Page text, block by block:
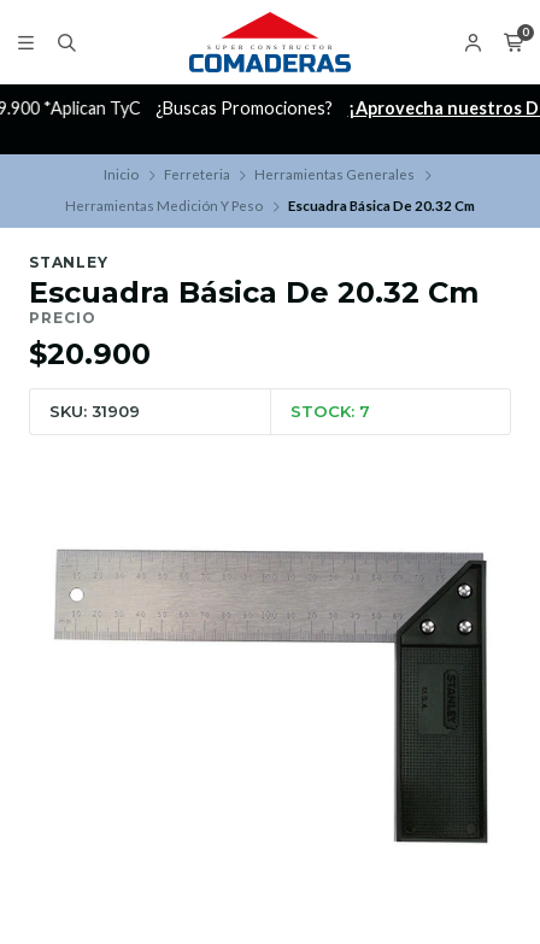
0
¿Buscas Promociones? ¡Aprovecha nuestros Descuentazos!
Inicio Ferreteria
Herramientas Generales
Herramientas Medición Y Peso
Escuadra Básica De 20.32 Cm
STANLEY
Escuadra Básica De 20.32 Cm
PRECIO
$20.900
SKU: 31909 STOCK: 7